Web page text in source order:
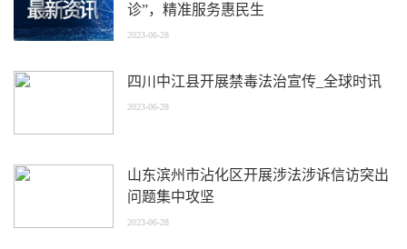
诊”，精准服务惠民生
2023-06-28
四川中江县开展禁毒法治宣传_全球时讯
2023-06-28
山东滨州市沾化区开展涉法涉诉信访突出
问题集中攻坚
2023-06-28